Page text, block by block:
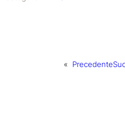
« Precedente